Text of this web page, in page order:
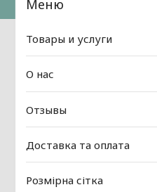
Товары и услуги
О нас
Отзывы
Доставка та оплата
Розмірна сітка